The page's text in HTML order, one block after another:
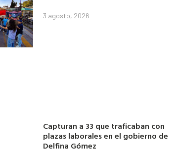
3 agosto, 2026
Capturan a 33 que traficaban con
plazas laborales en el gobierno de
Delfina Gómez